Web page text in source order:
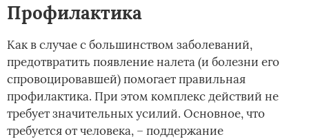
Профилактика
Как в случае с большинством заболеваний,
предотвратить появление налета (и болезни его
спровоцировавшей) помогает правильная
профилактика. При этом комплекс действий не
требует значительных усилий. Основное, что
требуется от человека, – поддержание